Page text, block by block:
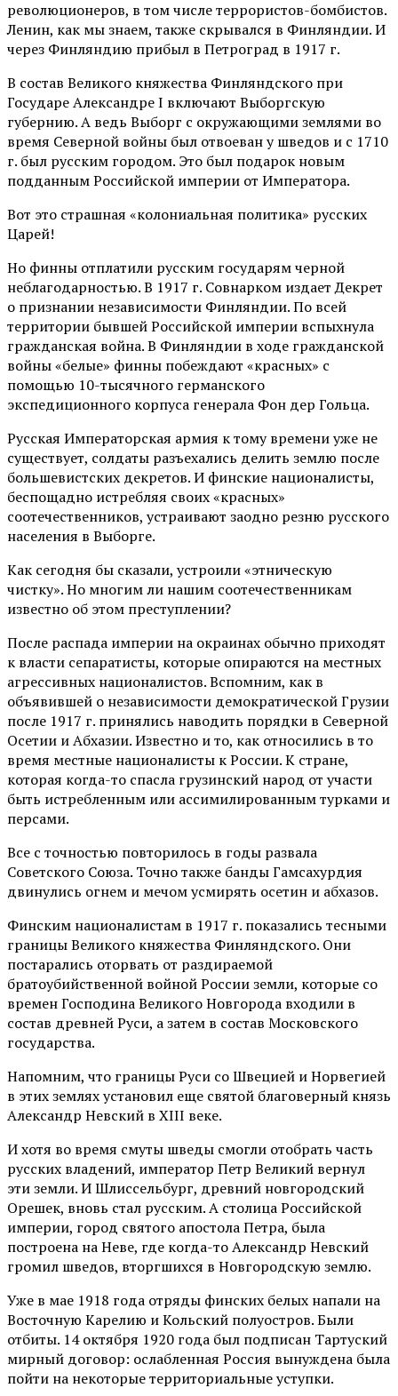
революционеров, в том числе террористов-бомбистов.
Ленин, как мы знаем, также скрывался в Финляндии. И
через Финляндию прибыл в Петроград в 1917 г.
В состав Великого княжества Финляндского при
Государе Александре I включают Выборгскую
губернию. А ведь Выборг с окружающими землями во
время Северной войны был отвоеван у шведов и с 1710
г. был русским городом. Это был подарок новым
подданным Российской империи от Императора.
Вот это страшная «колониальная политика» русских
Царей!
Но финны отплатили русским государям черной
неблагодарностью. В 1917 г. Совнарком издает Декрет
о признании независимости Финляндии. По всей
территории бывшей Российской империи вспыхнула
гражданская война. В Финляндии в ходе гражданской
войны «белые» финны побеждают «красных» с
помощью 10-тысячного германского
экспедиционного корпуса генерала Фон дер Гольца.
Русская Императорская армия к тому времени уже не
существует, солдаты разъехались делить землю после
большевистских декретов. И финские националисты,
беспощадно истребляя своих «красных»
соотечественников, устраивают заодно резню русского
населения в Выборге.
Как сегодня бы сказали, устроили «этническую
чистку». Но многим ли нашим соотечественникам
известно об этом преступлении?
После распада империи на окраинах обычно приходят
к власти сепаратисты, которые опираются на местных
агрессивных националистов. Вспомним, как в
объявившей о независимости демократической Грузии
после 1917 г. принялись наводить порядки в Северной
Осетии и Абхазии. Известно и то, как относились в то
время местные националисты к России. К стране,
которая когда-то спасла грузинский народ от участи
быть истребленным или ассимилированным турками и
персами.
Все с точностью повторилось в годы развала
Советского Союза. Точно также банды Гамсахурдия
двинулись огнем и мечом усмирять осетин и абхазов.
Финским националистам в 1917 г. показались тесными
границы Великого княжества Финляндского. Они
постарались оторвать от раздираемой
братоубийственной войной России земли, которые со
времен Господина Великого Новгорода входили в
состав древней Руси, а затем в состав Московского
государства.
Напомним, что границы Руси со Швецией и Норвегией
в этих землях установил еще святой благоверный князь
Александр Невский в ХIII веке.
И хотя во время смуты шведы смогли отобрать часть
русских владений, император Петр Великий вернул
эти земли. И Шлиссельбург, древний новгородский
Орешек, вновь стал русским. А столица Российской
империи, город святого апостола Петра, была
построена на Неве, где когда-то Александр Невский
громил шведов, вторгшихся в Новгородскую землю.
Уже в мае 1918 года отряды финских белых напали на
Восточную Карелию и Кольский полуостров. Были
отбиты. 14 октября 1920 года был подписан Тартуский
мирный договор: ослабленная Россия вынуждена была
пойти на некоторые территориальные уступки.